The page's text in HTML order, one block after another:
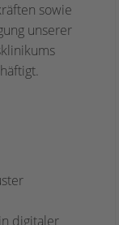
sowie
unserer
digitaler